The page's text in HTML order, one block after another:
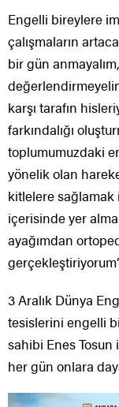
Engelli bireylere
çalışmaların
bir gün
karşı tarafın
farkındalığı
toplumumuzdaki
yönelik olan
kitlelere sağlamak
içerisinde yer
ayağımdan
3 Aralık Dünya
tesislerini engelli
sahibi Enes
her gün onlara